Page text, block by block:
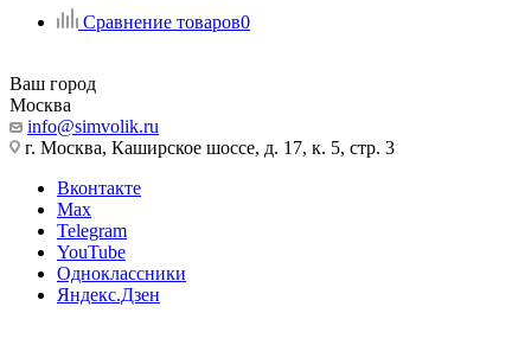
Сравнение товаров0
Ваш город
Москва
info@simvolik.ru
г. Москва, Каширское шоссе, д. 17, к. 5, стр. 3
Вконтакте
Max
Telegram
YouTube
Одноклассники
Яндекс.Дзен